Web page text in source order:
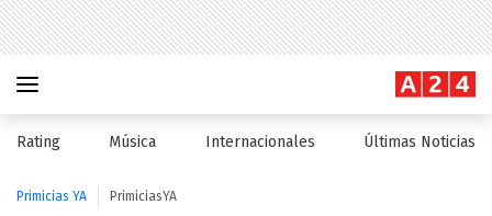
Rating Música Internacionales Últimas Noticias
Primicias YA PrimiciasYA